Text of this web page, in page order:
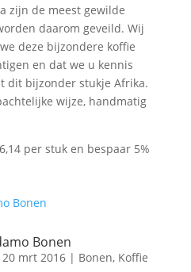
zijn de meest gewilde
daarom geveild. Wij
deze bijzondere koffie
en dat we u kennis
dit bijzonder stukje Afrika.
wijze, handmatig
per stuk en bespaar 5%
Bonen
20 mrt 2016| Bonen, Koffie